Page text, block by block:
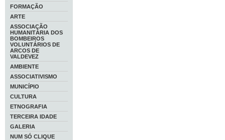
FORMAÇÃO
ARTE
ASSOCIAÇÃO
HUMANITÁRIA DOS
BOMBEIROS
VOLUNTÁRIOS DE
ARCOS DE
VALDEVEZ
AMBIENTE
ASSOCIATIVISMO
MUNICÍPIO
CULTURA
ETNOGRAFIA
TERCEIRA IDADE
GALERIA
NUM SÓ CLIQUE